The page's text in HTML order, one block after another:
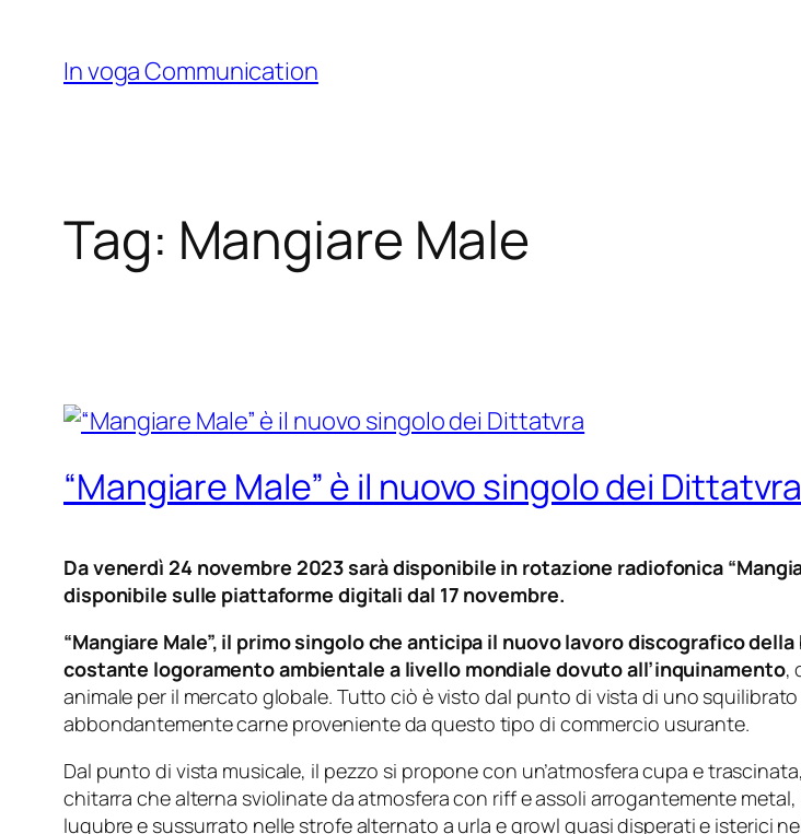
content
In voga Communication
Tag: Mangiare Male
“Mangiare Male” è il nuovo singolo dei Dittatvra
Da venerdì 24 novembre 2023 sarà disponibile in rotazione radiofonica
disponibile sulle piattaforme digitali dal 17 novembre.
“Mangiare Male”, il primo singolo che anticipa il nuovo lavoro discografico
costante logoramento ambientale a livello mondiale dovuto all’inquinamento,
animale per il mercato globale. Tutto ciò è visto dal punto di vista di uno
abbondantemente carne proveniente da questo tipo di commercio usurante.
Dal punto di vista musicale, il pezzo si propone con un’atmosfera cupa e
chitarra che alterna sviolinate da atmosfera con riff e assoli arrogantemente
lugubre e sussurrato nelle strofe alternato a urla e growl quasi disperati e isterici